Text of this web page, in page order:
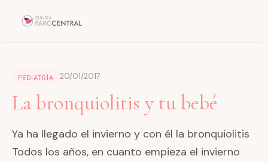
PEDIATRÍA 20/01/2017
La bronquiolitis y tu bebé
Ya ha llegado el invierno y con él la bronquiolitis
Todos los años, en cuanto empieza el invierno